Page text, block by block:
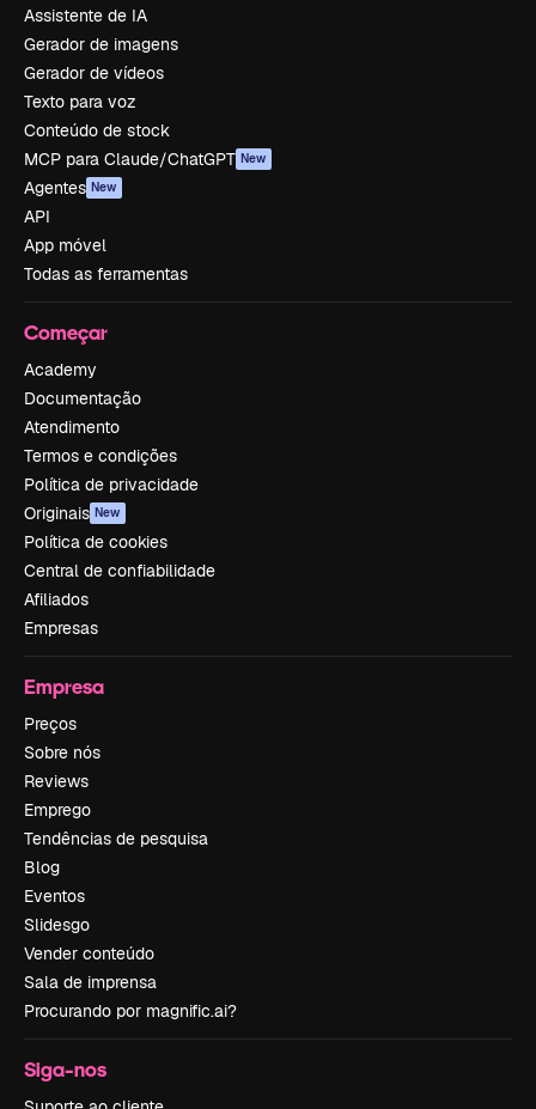
Assistente de IA
Gerador de imagens
Gerador de vídeos
Texto para voz
Conteúdo de stock
MCP para Claude/ChatGPT New
Agentes New
API
App móvel
Todas as ferramentas
Começar
Academy
Documentação
Atendimento
Termos e condições
Política de privacidade
Originais New
Política de cookies
Central de confiabilidade
Afiliados
Empresas
Empresa
Preços
Sobre nós
Reviews
Emprego
Tendências de pesquisa
Blog
Eventos
Slidesgo
Vender conteúdo
Sala de imprensa
Procurando por magnific.ai?
Siga-nos